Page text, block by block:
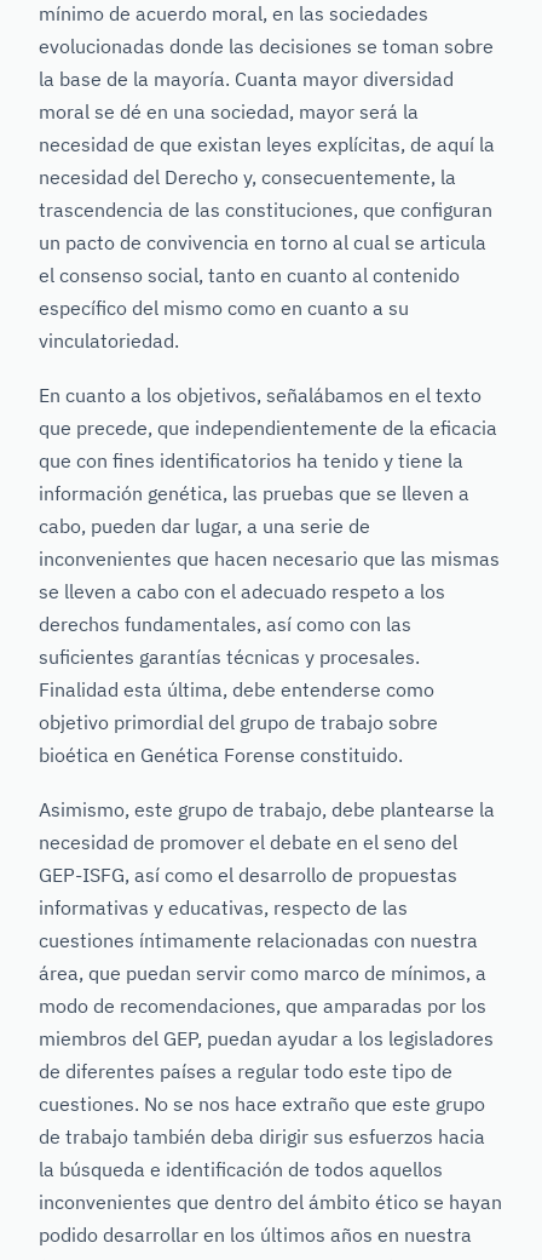
mínimo de acuerdo moral, en las sociedades
evolucionadas donde las decisiones se toman sobre
la base de la mayoría. Cuanta mayor diversidad
moral se dé en una sociedad, mayor será la
necesidad de que existan leyes explícitas, de aquí la
necesidad del Derecho y, consecuentemente, la
trascendencia de las constituciones, que configuran
un pacto de convivencia en torno al cual se articula
el consenso social, tanto en cuanto al contenido
específico del mismo como en cuanto a su
vinculatoriedad.
En cuanto a los objetivos, señalábamos en el texto
que precede, que independientemente de la eficacia
que con fines identificatorios ha tenido y tiene la
información genética, las pruebas que se lleven a
cabo, pueden dar lugar, a una serie de
inconvenientes que hacen necesario que las mismas
se lleven a cabo con el adecuado respeto a los
derechos fundamentales, así como con las
suficientes garantías técnicas y procesales.
Finalidad esta última, debe entenderse como
objetivo primordial del grupo de trabajo sobre
bioética en Genética Forense constituido.
Asimismo, este grupo de trabajo, debe plantearse la
necesidad de promover el debate en el seno del
GEP-ISFG, así como el desarrollo de propuestas
informativas y educativas, respecto de las
cuestiones íntimamente relacionadas con nuestra
área, que puedan servir como marco de mínimos, a
modo de recomendaciones, que amparadas por los
miembros del GEP, puedan ayudar a los legisladores
de diferentes países a regular todo este tipo de
cuestiones. No se nos hace extraño que este grupo
de trabajo también deba dirigir sus esfuerzos hacia
la búsqueda e identificación de todos aquellos
inconvenientes que dentro del ámbito ético se hayan
podido desarrollar en los últimos años en nuestra